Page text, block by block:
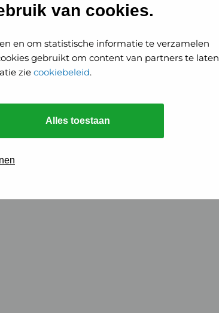
van cookies.
en om statistische informatie te verzamelen
gebruikt om content van partners te laten
zie cookiebeleid.
Alles toestaan